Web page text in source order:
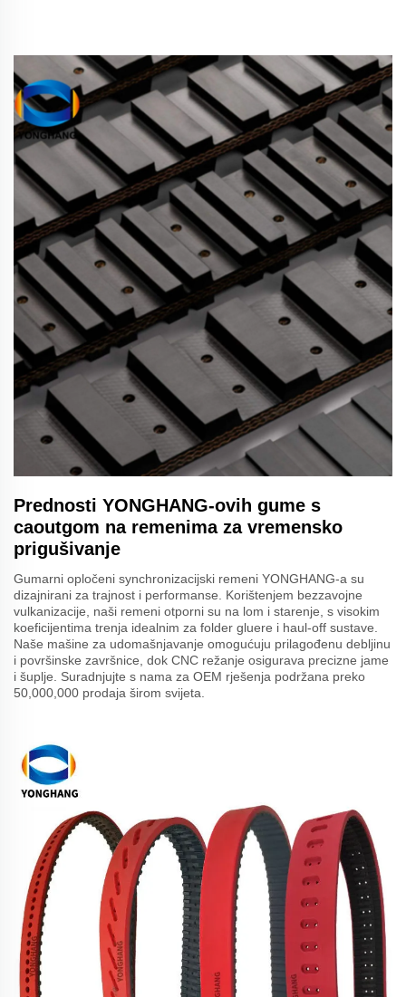
Prednosti YONGHANG-ovih gume s
caoutgom na remenima za vremensko
prigušivanje
Gumarni opločeni synchronizacijski remeni YONGHANG-a su
dizajnirani za trajnost i performanse. Korištenjem bezzavojne
vulkanizacije, naši remeni otporni su na lom i starenje, s visokim
koeficijentima trenja idealnim za folder gluere i haul-off sustave.
Naše mašine za udomašnjavanje omogućuju prilagođenu debljinu
i površinske završnice, dok CNC režanje osigurava precizne jame
i šuplje. Suradnjujte s nama za OEM rješenja podržana preko
50,000,000 prodaja širom svijeta.